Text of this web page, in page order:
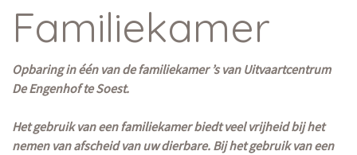
Familiekamer
Opbaring in één van de familiekamer ’s van Uitvaartcentrum
De Engenhof te Soest.
Het gebruik van een familiekamer biedt veel vrijheid bij het
nemen van afscheid van uw dierbare. Bij het gebruik van een